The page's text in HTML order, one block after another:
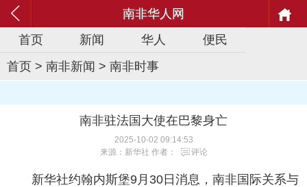
南非华人网
首页
新闻 华人
便民
首页 > 南非新闻 > 南非时事
南非驻法国大使在巴黎身亡
2025-10-02 09:14:53
来源：新华社 作者：
评论
新华社约翰内斯堡9月30日消息，南非国际关系与